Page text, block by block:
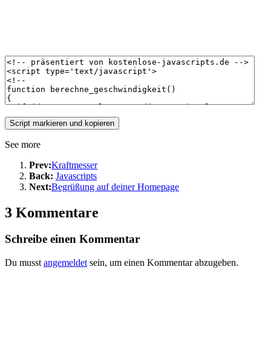
See more
Prev:Kraftmesser
Back: Javascripts
Next:Begrüßung auf deiner Homepage
3 Kommentare
Schreibe einen Kommentar
Du musst angemeldet sein, um einen Kommentar abzugeben.